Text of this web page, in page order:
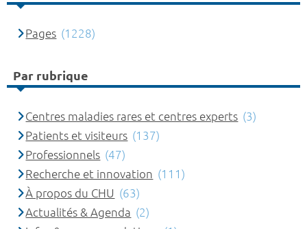
Pages (1228)
Par rubrique
Centres maladies rares et centres experts (3)
Patients et visiteurs (137)
Professionnels (47)
Recherche et innovation (111)
À propos du CHU (63)
Actualités & Agenda (2)